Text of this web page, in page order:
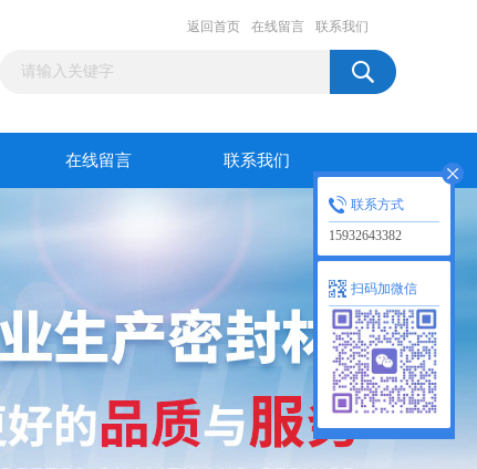
返回首页 在线留言 联系我们
在线留言 联系我们
联系方式
15932643382
扫码加微信